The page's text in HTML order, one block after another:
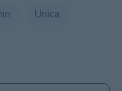
Unica